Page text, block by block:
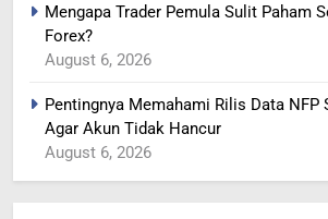
Mengapa Trader Pemula Sulit Paham
Forex?
August 6, 2026
Pentingnya Memahami Rilis Data NFP
Agar Akun Tidak Hancur
August 6, 2026
365
INTERVENSI
BERITA FOREX
366
MINYAK